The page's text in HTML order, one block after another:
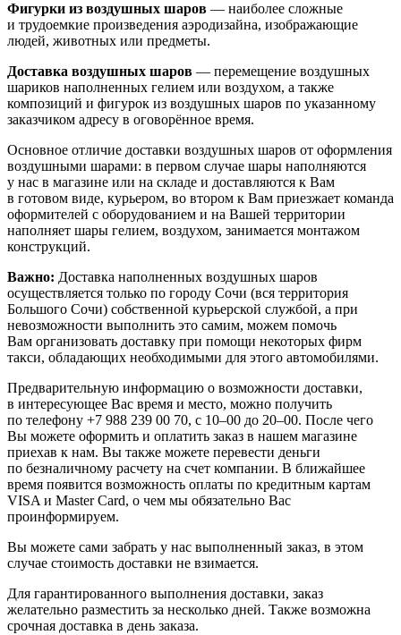
Фигурки из воздушных шаров — наиболее сложные
и трудоемкие произведения аэродизайна, изображающие
людей, животных или предметы.
Доставка воздушных шаров — перемещение воздушных
шариков наполненных гелием или воздухом, а также
композиций и фигурок из воздушных шаров по указанному
заказчиком адресу в оговорённое время.
Основное отличие доставки воздушных шаров от оформления
воздушными шарами: в первом случае шары наполняются
у нас в магазине или на складе и доставляются к Вам
в готовом виде, курьером, во втором к Вам приезжает команда
оформителей с оборудованием и на Вашей территории
наполняет шары гелием, воздухом, занимается монтажом
конструкций.
Важно: Доставка наполненных воздушных шаров
осуществляется только по городу Сочи (вся территория
Большого Сочи) собственной курьерской службой, а при
невозможности выполнить это самим, можем помочь
Вам организовать доставку при помощи некоторых фирм
такси, обладающих необходимыми для этого автомобилями.
Предварительную информацию о возможности доставки,
в интересующее Вас время и место, можно получить
по телефону +7 988 239 00 70, с 10–00 до 20–00. После чего
Вы можете оформить и оплатить заказ в нашем магазине
приехав к нам. Вы также можете перевести деньги
по безналичному расчету на счет компании. В ближайшее
время появится возможность оплаты по кредитным картам
VISA и Master Card, о чем мы обязательно Вас
проинформируем.
Вы можете сами забрать у нас выполненный заказ, в этом
случае стоимость доставки не взимается.
Для гарантированного выполнения доставки, заказ
желательно разместить за несколько дней. Также возможна
срочная доставка в день заказа.